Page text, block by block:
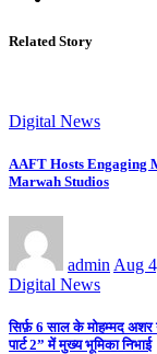
Related Story
Digital News
AAFT Hosts Engaging
Marwah Studios
admin Aug
Digital News
सिर्फ़ 6 साल के मोहम्मद अशर
पार्ट 2” में मुख्य भूमिका निभाई